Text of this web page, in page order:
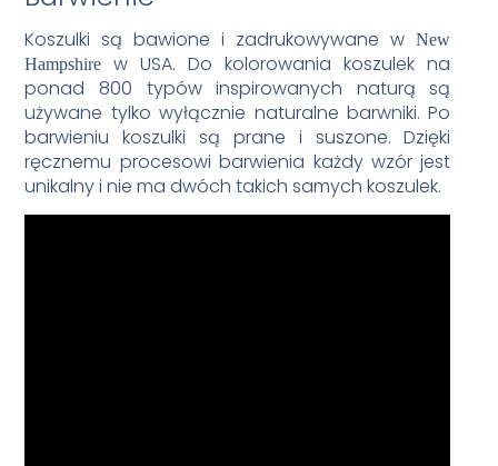
Koszulki są bawione i zadrukowywane wNew
Hampshire
w USA. Do kolorowania koszulek na
ponad 800 typów inspirowanych naturą są
używane tylko wyłącznie naturalne barwniki. Po
barwieniu koszulki są prane i suszone. Dzięki
ręcznemu procesowi barwienia każdy wzór jest
unikalny i nie ma dwóch takich samych koszulek.